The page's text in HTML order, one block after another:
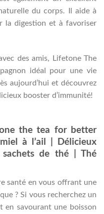
du corps. Il aide à
la digestion et à favoriser
des amis, Lifetone The
idéal pour une vie
aujourd’hui et découvrez
booster d’immunité!
the tea for better
à l’ail | Délicieux
sachets de thé | Thé
santé en vous offrant une
? Si vous recherchez un
en savourant une boisson